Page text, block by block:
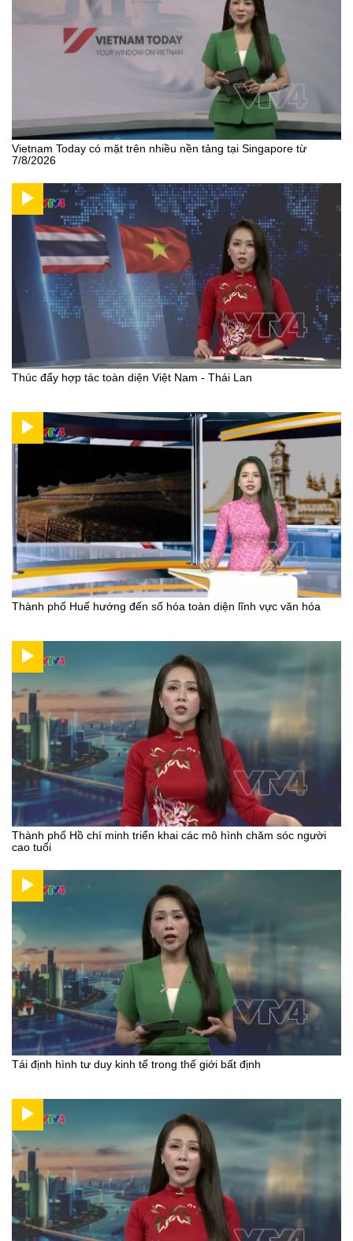
Vietnam Today có mặt trên nhiều nền tảng tại Singapore từ
7/8/2026
Thúc đẩy hợp tác toàn diện Việt Nam - Thái Lan
Thành phố Huế hướng đến số hóa toàn diện lĩnh vực văn hóa
Thành phố Hồ chí minh triển khai các mô hình chăm sóc người
cao tuổi
Tái định hình tư duy kinh tế trong thế giới bất định